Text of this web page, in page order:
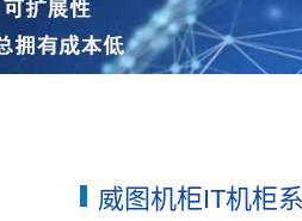
威图机柜IT机柜